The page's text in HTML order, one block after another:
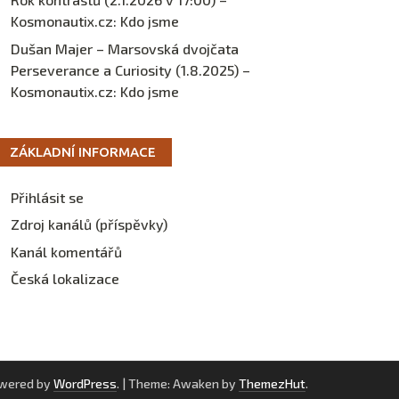
Kosmonautix.cz: Kdo jsme
Dušan Majer – Marsovská dvojčata
Perseverance a Curiosity (1.8.2025) –
Kosmonautix.cz: Kdo jsme
ZÁKLADNÍ INFORMACE
Přihlásit se
Zdroj kanálů (příspěvky)
Kanál komentářů
Česká lokalizace
by WordPress. | Theme: Awaken by ThemezHut.